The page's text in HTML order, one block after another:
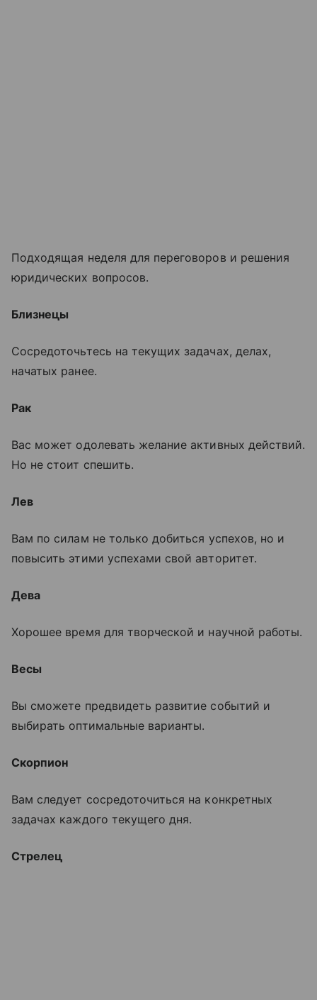
Подходящая неделя для переговоров и решения
юридических вопросов.
Близнецы
Сосредоточьтесь на текущих задачах, делах,
начатых ранее.
Рак
Вас может одолевать желание активных действий.
Но не стоит спешить.
Лев
Вам по силам не только добиться успехов, но и
повысить этими успехами свой авторитет.
Дева
Хорошее время для творческой и научной работы.
Весы
Вы сможете предвидеть развитие событий и
выбирать оптимальные варианты.
Скорпион
Вам следует сосредоточиться на конкретных
задачах каждого текущего дня.
Стрелец